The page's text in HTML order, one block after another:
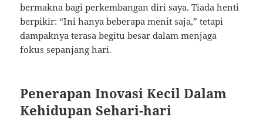
bermakna bagi perkembangan diri saya. Tiada henti
berpikir: “Ini hanya beberapa menit saja,” tetapi
dampaknya terasa begitu besar dalam menjaga
fokus sepanjang hari.
Penerapan Inovasi Kecil Dalam
Kehidupan Sehari-hari